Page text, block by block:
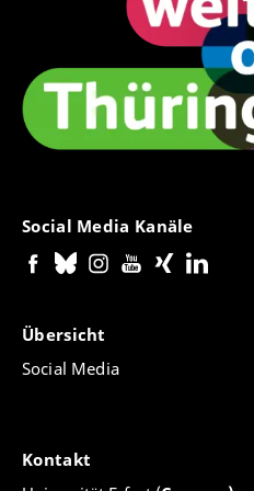
Social Media Kanäle
Übersicht
Social Media
Kontakt